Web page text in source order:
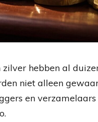
hebben al
niet alleen
en